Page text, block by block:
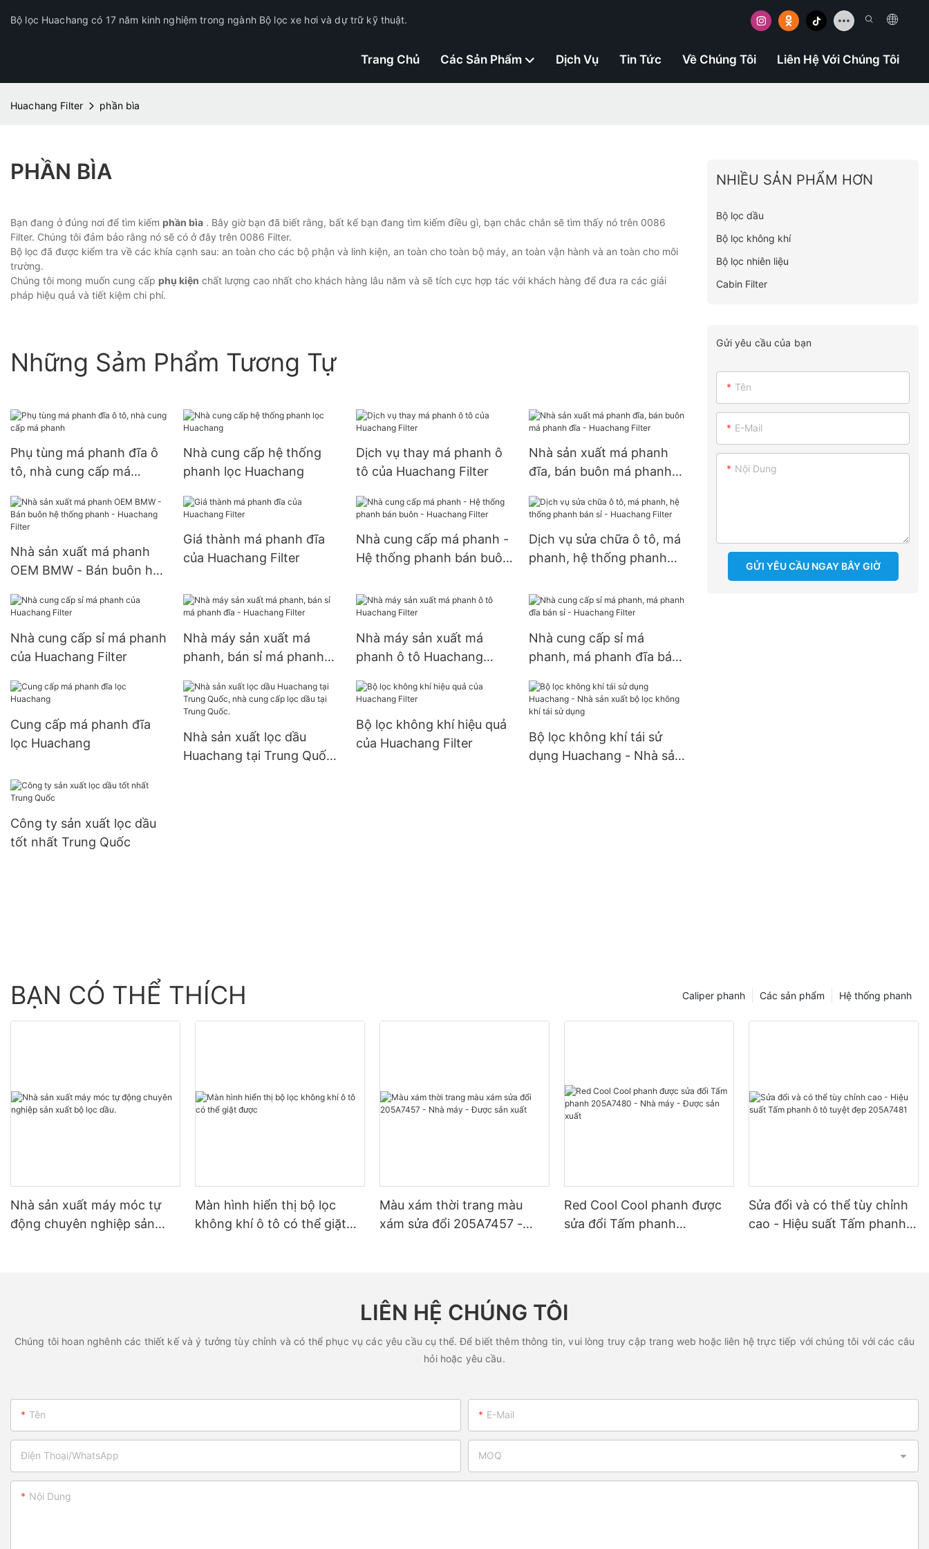
Bộ lọc Huachang có 17 năm kinh nghiệm trong ngành Bộ lọc xe hơi và dự trữ kỹ thuật.
Trang Chủ Các Sản Phẩm Dịch Vụ Tin Tức Về Chúng Tôi Liên Hệ Với Chúng Tôi
Huachang Filter phần bìa
PHẦN BÌA
Bạn đang ở đúng nơi để tìm kiếm phần bìa . Bây giờ bạn đã biết rằng, bất kể bạn đang tìm kiếm điều gì, bạn chắc chắn sẽ tìm thấy nó trên 0086
Filter. Chúng tôi đảm bảo rằng nó sẽ có ở đây trên 0086 Filter.
Bộ lọc đã được kiểm tra về các khía cạnh sau: an toàn cho các bộ phận và linh kiện, an toàn cho toàn bộ máy, an toàn vận hành và an toàn cho môi
trường.
Chúng tôi mong muốn cung cấp phụ kiện chất lượng cao nhất cho khách hàng lâu năm và sẽ tích cực hợp tác với khách hàng để đưa ra các giải
pháp hiệu quả và tiết kiệm chi phí.
Những Sảm Phẩm Tương Tự
Phụ tùng má phanh đĩa ô
tô, nhà cung cấp má
Nhà cung cấp hệ thống
phanh lọc Huachang
Dịch vụ thay má phanh ô
tô của Huachang Filter
Nhà sản xuất má phanh
đĩa, bán buôn má phanh
Nhà sản xuất má phanh
OEM BMW - Bán buôn hệ
Filter
Giá thành má phanh đĩa
của Huachang Filter
Nhà cung cấp má phanh -
Hệ thống phanh bán buôn
Dịch vụ sửa chữa ô tô, má
phanh, hệ thống phanh
Nhà cung cấp sỉ má phanh
của Huachang Filter
Nhà máy sản xuất má
phanh, bán sỉ má phanh
Nhà máy sản xuất má
phanh ô tô Huachang
Nhà cung cấp sỉ má
phanh, má phanh đĩa bán
Cung cấp má phanh đĩa
lọc Huachang
Nhà sản xuất lọc dầu
Huachang tại Trung Quốc,
Bộ lọc không khí hiệu quả
của Huachang Filter
Bộ lọc không khí tái sử
dụng Huachang - Nhà sản
Công ty sản xuất lọc dầu
tốt nhất Trung Quốc
NHIỀU SẢN PHẨM HƠN
Bộ lọc dầu
Bộ lọc không khí
Bộ lọc nhiên liệu
Cabin Filter
Gửi yêu cầu của bạn
Tên
E-Mail
Nội Dung
GỬI YÊU CẦU NGAY BÂY GIỜ
BẠN CÓ THỂ THÍCH Hệ thống phanh
Các sản phẩm
Caliper phanh
Nhà sản xuất máy móc tự
động chuyên nghiệp sản
Màn hình hiển thị bộ lọc
không khí ô tô có thể giặt
Màu xám thời trang màu
xám sửa đổi 205A7457 -
Red Cool Cool phanh được
sửa đổi Tấm phanh
Sửa đổi và có thể tùy chỉnh
cao - Hiệu suất Tấm phanh ô
LIÊN HỆ CHÚNG TÔI
Chúng tôi hoan nghênh các thiết kế và ý tưởng tùy chỉnh và có thể phục vụ các yêu cầu cụ thể. Để biết thêm thông tin, vui lòng truy cập trang web hoặc liên hệ trực tiếp với chúng tôi với các câu
hỏi hoặc yêu cầu.
Tên E-Mail
Điện Thoại/WhatsApp MOQ
Nội Dung